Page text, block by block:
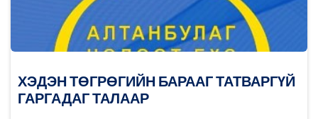
ХЭДЭН ТӨГРӨГИЙН БАРААГ ТАТВАРГҮЙ
ГАРГАДАГ ТАЛААР